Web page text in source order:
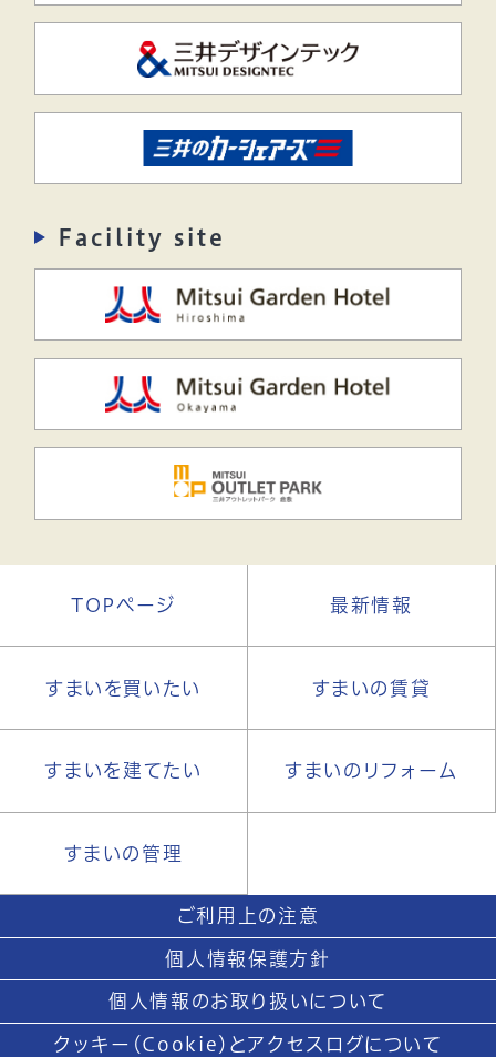
Facility site
TOPページ 最新情報
すまいを買いたい すまいの賃貸
すまいを建てたい すまいのリフォーム
すまいの管理
ご利用上の注意
個人情報保護方針
個人情報のお取り扱いについて
クッキー（Cookie）とアクセスログについて